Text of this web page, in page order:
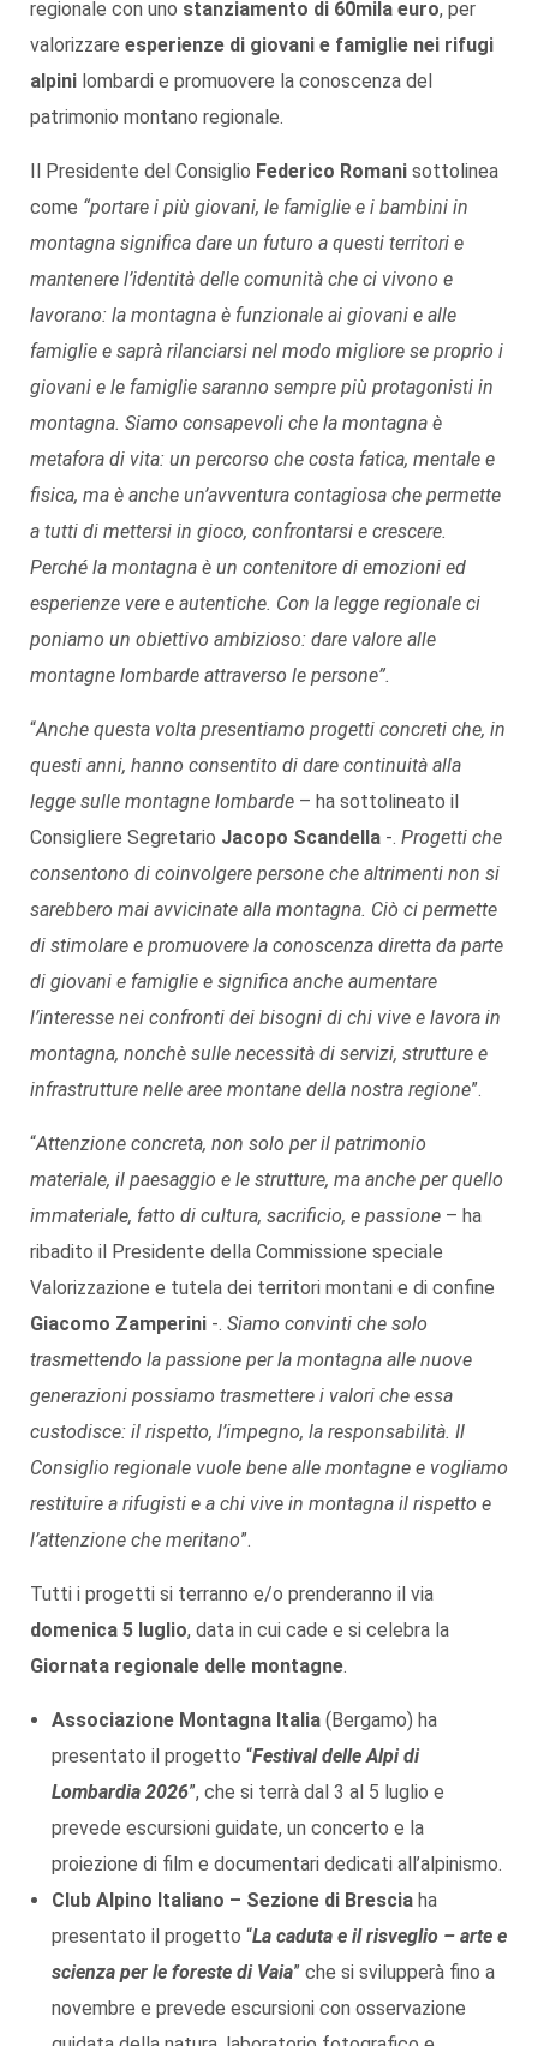
regionale con uno stanziamento di 60mila euro, per
valorizzare esperienze di giovani e famiglie nei rifugi
alpini lombardi e promuovere la conoscenza del
patrimonio montano regionale.
Il Presidente del Consiglio Federico Romani sottolinea
come “portare i più giovani, le famiglie e i bambini in
montagna significa dare un futuro a questi territori e
mantenere l’identità delle comunità che ci vivono e
lavorano: la montagna è funzionale ai giovani e alle
famiglie e saprà rilanciarsi nel modo migliore se proprio i
giovani e le famiglie saranno sempre più protagonisti in
montagna. Siamo consapevoli che la montagna è
metafora di vita: un percorso che costa fatica, mentale e
fisica, ma è anche un’avventura contagiosa che permette
a tutti di mettersi in gioco, confrontarsi e crescere.
Perché la montagna è un contenitore di emozioni ed
esperienze vere e autentiche. Con la legge regionale ci
poniamo un obiettivo ambizioso: dare valore alle
montagne lombarde attraverso le persone”.
“Anche questa volta presentiamo progetti concreti che, in
questi anni, hanno consentito di dare continuità alla
legge sulle montagne lombarde – ha sottolineato il
Consigliere Segretario Jacopo Scandella -. Progetti che
consentono di coinvolgere persone che altrimenti non si
sarebbero mai avvicinate alla montagna. Ciò ci permette
di stimolare e promuovere la conoscenza diretta da parte
di giovani e famiglie e significa anche aumentare
l’interesse nei confronti dei bisogni di chi vive e lavora in
montagna, nonchè sulle necessità di servizi, strutture e
infrastrutture nelle aree montane della nostra regione”.
“Attenzione concreta, non solo per il patrimonio
materiale, il paesaggio e le strutture, ma anche per quello
immateriale, fatto di cultura, sacrificio, e passione – ha
ribadito il Presidente della Commissione speciale
Valorizzazione e tutela dei territori montani e di confine
Giacomo Zamperini -. Siamo convinti che solo
trasmettendo la passione per la montagna alle nuove
generazioni possiamo trasmettere i valori che essa
custodisce: il rispetto, l’impegno, la responsabilità. Il
Consiglio regionale vuole bene alle montagne e vogliamo
restituire a rifugisti e a chi vive in montagna il rispetto e
l’attenzione che meritano”.
Tutti i progetti si terranno e/o prenderanno il via
domenica 5 luglio, data in cui cade e si celebra la
Giornata regionale delle montagne.
Associazione Montagna Italia (Bergamo) ha
presentato il progetto “Festival delle Alpi di
Lombardia 2026”, che si terrà dal 3 al 5 luglio e
prevede escursioni guidate, un concerto e la
proiezione di film e documentari dedicati all’alpinismo.
Club Alpino Italiano – Sezione di Brescia ha
presentato il progetto “La caduta e il risveglio – arte e
scienza per le foreste di Vaia” che si svilupperà fino a
novembre e prevede escursioni con osservazione